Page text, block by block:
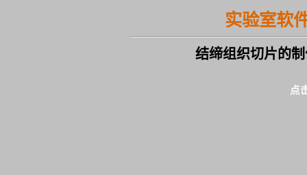
实验室软
结缔组织切片的
点